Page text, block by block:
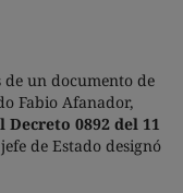
un documento de
Fabio Afanador,
0892 del 11
de Estado designó